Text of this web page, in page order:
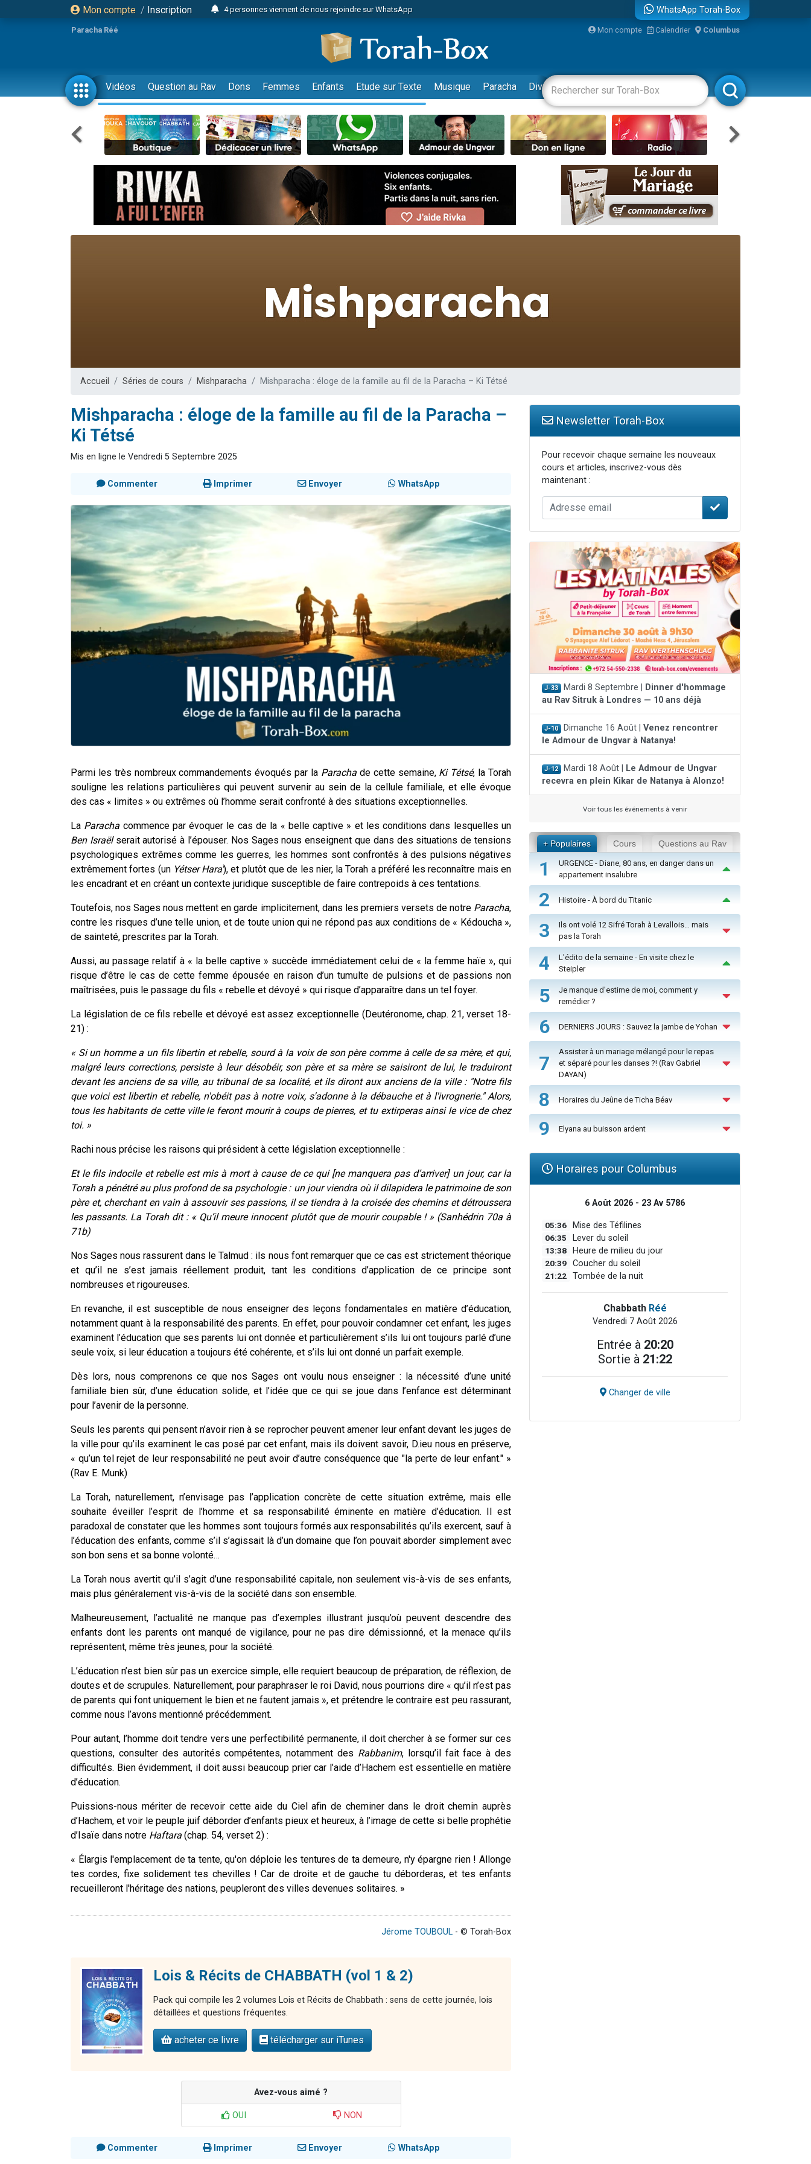
Mon compte / Inscription
4 personnes viennent de nous rejoindre sur WhatsApp
Odaya vient de donner son Maasser
3 personnes viennent de faire un don pour 5 jours de vacances aux Orphelins
3 personnes viennent de faire un don pour Diane, 80 ans, dans un appartement insalubre
13 personnes viennent de demander une bénédiction
2 personnes viennent de nous rejoindre sur WhatsApp
30 personnes viennent de faire un don pour Sauvez la jambe de Yohan
Il reste 49 places pour étudier en groupe sur Zoom
12 nouvelles musiques dans Torah-Box Music
3 personnes viennent de nous rejoindre sur WhatsApp
2 personnes viennent de nous rejoindre sur WhatsApp
3 personnes viennent de nous rejoindre sur WhatsApp
61 personnes viennent de demander une bénédiction
Ariel vient de donner son Maasser
WhatsApp Torah-Box
Paracha Réé Mon compte Calendrier Columbus
Vidéos Question au Rav Dons Femmes Enfants Etude sur Texte Musique Paracha Divertissements Livres Rabbanim
Accueil Séries de cours Mishparacha Mishparacha : éloge de la famille au fil de la Paracha – Ki Tétsé
Mishparacha : éloge de la famille au fil de la Paracha –
Ki Tétsé
Mis en ligne le Vendredi 5 Septembre 2025
Commenter Imprimer Envoyer WhatsApp
Parmi les très nombreux commandements évoqués par la Parachade cette semaine, Ki Tétsé, la Torah
souligne les relations particulières qui peuvent survenir au sein de la cellule familiale, et elle évoque
des cas « limites » ou extrêmes où l’homme serait confronté à des situations exceptionnelles.
La Paracha commence par évoquer le cas de la « belle captive » et les conditions dans lesquelles un
Ben Israëlserait autorisé à l’épouser. Nos Sages nous enseignent que dans des situations de tensions
psychologiques extrêmes comme les guerres, les hommes sont confrontés à des pulsions négatives
extrêmement fortes (un Yétser Hara'), et plutôt que de les nier, la Torah a préféré les reconnaître mais en
les encadrant et en créant un contexte juridique susceptible de faire contrepoids à ces tentations.
Toutefois, nos Sages nous mettent en garde implicitement, dans les premiers versets de notre Paracha,
contre les risques d’une telle union, et de toute union qui ne répond pas aux conditions de « Kédoucha »,
de sainteté, prescrites par la Torah.
Aussi, au passage relatif à « la belle captive » succède immédiatement celui de « la femme haïe », qui
risque d’être le cas de cette femme épousée en raison d’un tumulte de pulsions et de passions non
maîtrisées, puis le passage du fils « rebelle et dévoyé » qui risque d’apparaître dans un tel foyer.
La législation de ce fils rebelle et dévoyé est assez exceptionnelle (Deutéronome, chap. 21, verset 18-
21) :
« Si un homme a un fils libertin et rebelle, sourd à la voix de son père comme à celle de sa mère, et qui,
malgré leurs corrections, persiste à leur désobéir, son père et sa mère se saisiront de lui, le traduiront
devant les anciens de sa ville, au tribunal de sa localité, et ils diront aux anciens de la ville : "Notre fils
que voici est libertin et rebelle, n'obéit pas à notre voix, s'adonne à la débauche et à l'ivrognerie." Alors,
tous les habitants de cette ville le feront mourir à coups de pierres, et tu extirperas ainsi le vice de chez
toi. »
Rachi nous précise les raisons qui président à cette législation exceptionnelle :
Et le fils indocile et rebelle est mis à mort à cause de ce qui [ne manquera pas d’arriver] un jour, car la
Torah a pénétré au plus profond de sa psychologie : un jour viendra où il dilapidera le patrimoine de son
père et, cherchant en vain à assouvir ses passions, il se tiendra à la croisée des chemins et détroussera
les passants. La Torah dit : « Qu’il meure innocent plutôt que de mourir coupable ! » (Sanhédrin 70a à
71b)
Nos Sages nous rassurent dans le Talmud : ils nous font remarquer que ce cas est strictement théorique
et qu’il ne s’est jamais réellement produit, tant les conditions d’application de ce principe sont
nombreuses et rigoureuses.
En revanche, il est susceptible de nous enseigner des leçons fondamentales en matière d’éducation,
notamment quant à la responsabilité des parents. En effet, pour pouvoir condamner cet enfant, les juges
examinent l’éducation que ses parents lui ont donnée et particulièrement s’ils lui ont toujours parlé d’une
seule voix, si leur éducation a toujours été cohérente, et s’ils lui ont donné un parfait exemple.
Dès lors, nous comprenons ce que nos Sages ont voulu nous enseigner : la nécessité d’une unité
familiale bien sûr, d’une éducation solide, et l’idée que ce qui se joue dans l’enfance est déterminant
pour l’avenir de la personne.
Seuls les parents qui pensent n’avoir rien à se reprocher peuvent amener leur enfant devant les juges de
la ville pour qu’ils examinent le cas posé par cet enfant, mais ils doivent savoir, D.ieu nous en préserve,
« qu’un tel rejet de leur responsabilité ne peut avoir d’autre conséquence que "la perte de leur enfant." »
(Rav E. Munk)
La Torah, naturellement, n’envisage pas l’application concrète de cette situation extrême, mais elle
souhaite éveiller l’esprit de l’homme et sa responsabilité éminente en matière d’éducation. Il est
paradoxal de constater que les hommes sont toujours formés aux responsabilités qu’ils exercent, sauf à
l’éducation des enfants, comme s’il s’agissait là d’un domaine que l’on pouvait aborder simplement avec
son bon sens et sa bonne volonté…
La Torah nous avertit qu’il s’agit d’une responsabilité capitale, non seulement vis-à-vis de ses enfants,
mais plus généralement vis-à-vis de la société dans son ensemble.
Malheureusement, l’actualité ne manque pas d’exemples illustrant jusqu’où peuvent descendre des
enfants dont les parents ont manqué de vigilance, pour ne pas dire démissionné, et la menace qu’ils
représentent, même très jeunes, pour la société.
L’éducation n’est bien sûr pas un exercice simple, elle requiert beaucoup de préparation, de réflexion, de
doutes et de scrupules. Naturellement, pour paraphraser le roi David, nous pourrions dire « qu’il n’est pas
de parents qui font uniquement le bien et ne fautent jamais », et prétendre le contraire est peu rassurant,
comme nous l’avons mentionné précédemment.
Pour autant, l’homme doit tendre vers une perfectibilité permanente, il doit chercher à se former sur ces
questions, consulter des autorités compétentes, notamment des Rabbanim, lorsqu’il fait face à des
difficultés. Bien évidemment, il doit aussi beaucoup prier car l’aide d’Hachem est essentielle en matière
d’éducation.
Puissions-nous mériter de recevoir cette aide du Ciel afin de cheminer dans le droit chemin auprès
d’Hachem, et voir le peuple juif déborder d’enfants pieux et heureux, à l’image de cette si belle prophétie
d’Isaïe dans notre Haftara (chap. 54, verset 2) :
« Élargis l'emplacement de ta tente, qu'on déploie les tentures de ta demeure, n'y épargne rien ! Allonge
tes cordes, fixe solidement tes chevilles ! Car de droite et de gauche tu déborderas, et tes enfants
recueilleront l'héritage des nations, peupleront des villes devenues solitaires. »
Jérome TOUBOUL - © Torah-Box
Lois & Récits de CHABBATH (vol 1 & 2)
Pack qui compile les 2 volumes Lois et Récits de Chabbath : sens de cette journée, lois
détaillées et questions fréquentes.
acheter ce livre télécharger sur iTunes
Avez-vous aimé ?
OUI NON
Commenter Imprimer Envoyer WhatsApp
Newsletter Torah-Box
Pour recevoir chaque semaine les nouveaux
cours et articles, inscrivez-vous dès
maintenant :
J-33 Mardi 8 Septembre |
Dinner d'hommage
au Rav Sitruk à Londres — 10 ans déjà
J-10 Dimanche 16 Août | Venez rencontrer
le Admour de Ungvar à Natanya!
J-12 Mardi 18 Août |
Le Admour de Ungvar
recevra en plein Kikar de Natanya à Alonzo!
Voir tous les événements à venir
+ Populaires Cours Questions au Rav
1
URGENCE - Diane, 80 ans, en danger dans un
appartement insalubre
2 Histoire - À bord du Titanic
3
Ils ont volé 12 Sifré Torah à Levallois… mais
pas la Torah
4
L'édito de la semaine - En visite chez le
Steipler
5
Je manque d'estime de moi, comment y
remédier ?
6 DERNIERS JOURS : Sauvez la jambe de Yohan
7
Assister à un mariage mélangé pour le repas
et séparé pour les danses ?! (Rav Gabriel
DAYAN)
8 Horaires du Jeûne de Ticha Béav
9 Elyana au buisson ardent
Horaires pour Columbus
6 Août 2026 - 23 Av 5786
05:36 Mise des Téfilines
06:35 Lever du soleil
13:38 Heure de milieu du jour
20:39 Coucher du soleil
21:22 Tombée de la nuit
Chabbath Réé
Vendredi 7 Août 2026
Entrée à 20:20
Sortie à 21:22
Changer de ville